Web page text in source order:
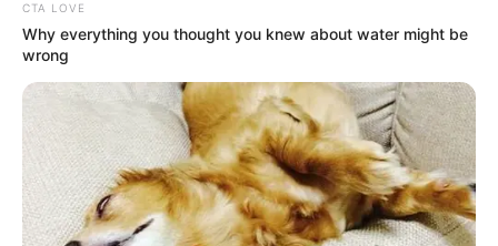
EMERGENCIAS POR LLUVIAS
FUERTES LLUVIAS
VIA AL LLANO
LIGA BETPLAY
CORTES DE LUZ
CORTES DE AGUA
FENÓMENO DEL NIÑO
CTA LOVE
Why everything you thought you knew about water might be
wrong